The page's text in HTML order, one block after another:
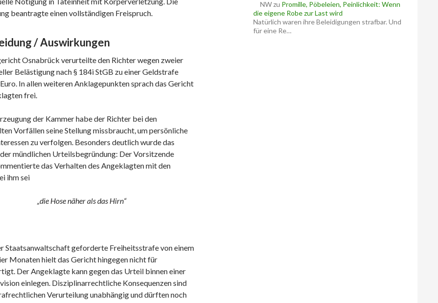
beantragte einen vollständigen Freispruch.
/ Auswirkungen
Osnabrück verurteilte den Richter wegen zweier
Belästigung nach § 184i StGB zu einer Geldstrafe
In allen weiteren Anklagepunkten sprach das Gericht
frei.
der Kammer habe der Richter bei den
Vorfällen seine Stellung missbraucht, um persönliche
zu verfolgen. Besonders deutlich wurde das
mündlichen Urteilsbegründung: Der Vorsitzende
das Verhalten des Angeklagten mit den
ihm sei
„die Hose näher als das Hirn“
Staatsanwaltschaft geforderte Freiheitsstrafe von einem
Monaten hielt das Gericht hingegen nicht für
Der Angeklagte kann gegen das Urteil binnen einer
einlegen. Disziplinarrechtliche Konsequenzen sind
Verurteilung unabhängig und dürften noch
NWzu Promille, Pöbeleien, Peinlichkeit: Wenn
die eigene Robe zur Last wird
Natürlich waren ihre Beleidigungen strafbar. Und
für eine Re…